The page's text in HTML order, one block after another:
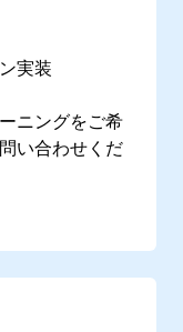
実装
ニングをご希
い合わせくだ